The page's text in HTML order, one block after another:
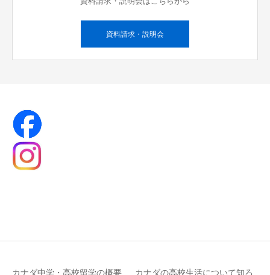
資料請求・説明会
カナダ中学・高校留学の概要 カナダの高校生活について知ろ